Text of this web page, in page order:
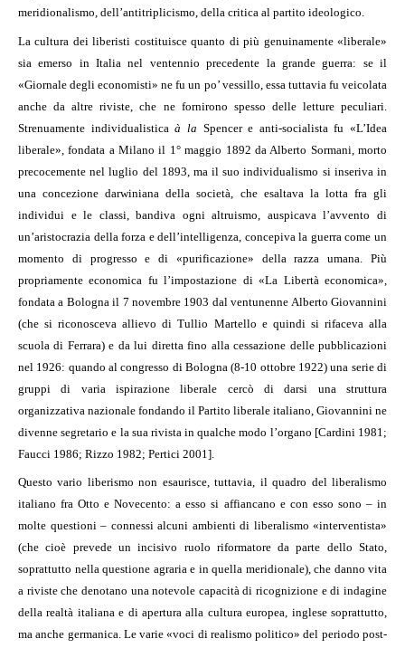
meridionalismo, dell’antitriplicismo, della critica al partito ideologico.
La cultura dei liberisti costituisce quanto di più genuinamente «liberale»
sia emerso in Italia nel ventennio precedente la grande guerra: se il
«Giornale degli economisti» ne fu un po’ vessillo, essa tuttavia fu veicolata
anche da altre riviste, che ne fornirono spesso delle letture peculiari.
Strenuamente individualisticaà la Spencer e anti-socialista fu «L’Idea
liberale», fondata a Milano il 1° maggio 1892 da Alberto Sormani, morto
precocemente nel luglio del 1893, ma il suo individualismo si inseriva in
una concezione darwiniana della società, che esaltava la lotta fra gli
individui e le classi, bandiva ogni altruismo, auspicava l’avvento di
un’aristocrazia della forza e dell’intelligenza, concepiva la guerra come un
momento di progresso e di «purificazione» della razza umana. Più
propriamente economica fu l’impostazione di «La Libertà economica»,
fondata a Bologna il 7 novembre 1903 dal ventunenne Alberto Giovannini
(che si riconosceva allievo di Tullio Martello e quindi si rifaceva alla
scuola di Ferrara) e da lui diretta fino alla cessazione delle pubblicazioni
nel 1926: quando al congresso di Bologna (8-10 ottobre 1922) una serie di
gruppi di varia ispirazione liberale cercò di darsi una struttura
organizzativa nazionale fondando il Partito liberale italiano, Giovannini ne
divenne segretario e la sua rivista in qualche modo l’organo [Cardini 1981;
Faucci 1986; Rizzo 1982; Pertici 2001].
Questo vario liberismo non esaurisce, tuttavia, il quadro del liberalismo
italiano fra Otto e Novecento: a esso si affiancano e con esso sono – in
molte questioni – connessi alcuni ambienti di liberalismo «interventista»
(che cioè prevede un incisivo ruolo riformatore da parte dello Stato,
soprattutto nella questione agraria e in quella meridionale), che danno vita
a riviste che denotano una notevole capacità di ricognizione e di indagine
della realtà italiana e di apertura alla cultura europea, inglese soprattutto,
ma anche germanica. Le varie «voci di realismo politico» del periodo post-